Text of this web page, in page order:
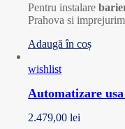
Pentru instalare
Prahova si
Adaugă în coș
wishlist
Automatizare
2.479,00 lei